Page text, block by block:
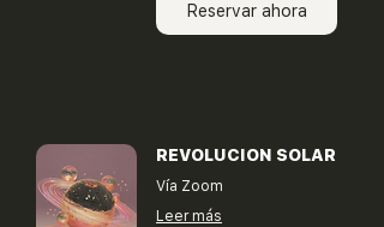
Reservar ahora
REVOLUCION SOLAR
Vía Zoom
Leer más